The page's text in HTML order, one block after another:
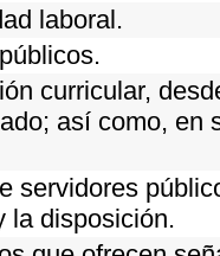
laboral.
curricular,
así como, en
servidores
la disposición.